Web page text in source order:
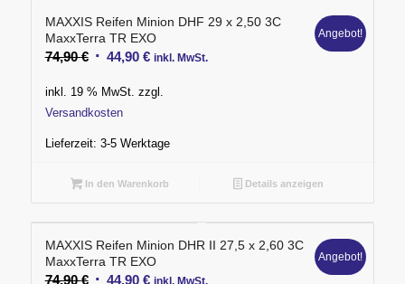
MAXXIS Reifen Minion DHF 29 x 2,50 3C
MaxxTerra TR EXO
74,90€ Ursprünglicher
war:
74,90 €
44,90 €Aktueller
ist:
inkl. MwSt.
Angebot!
inkl. 19 % MwSt. zzgl.
Versandkosten
Lieferzeit: 3-5 Werktage
In den Warenkorb Details anzeigen
MAXXIS Reifen Minion DHR II 27,5 x 2,60 3C
MaxxTerra TR EXO
74,90€ Ursprünglicher
44,90 €Aktueller
inkl. MwSt.
Angebot!